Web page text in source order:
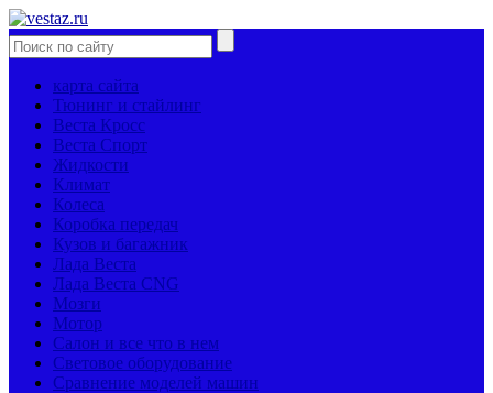
карта сайта
Тюнинг и стайлинг
Веста Кросс
Веста Спорт
Жидкости
Климат
Колеса
Коробка передач
Кузов и багажник
Лада Веста
Лада Веста CNG
Мозги
Мотор
Салон и все что в нем
Световое оборудование
Сравнение моделей машин